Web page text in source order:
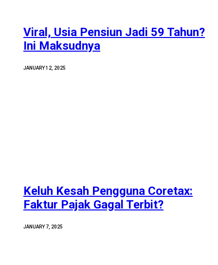
Viral, Usia Pensiun Jadi 59 Tahun?
Ini Maksudnya
JANUARY 12, 2025
Keluh Kesah Pengguna Coretax:
Faktur Pajak Gagal Terbit?
JANUARY 7, 2025